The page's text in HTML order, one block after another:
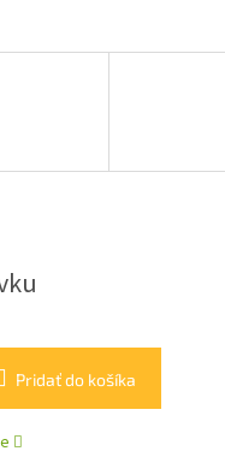
Pridať do košíka